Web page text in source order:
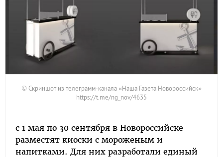
© Скриншот из телеграмм-канала «Наша Газета Новороссийск»
https://t.me/ng_nov/4635
с 1 мая по 30 сентября в Новороссийске
разместят киоски с мороженым и
напитками. Для них разработали единый